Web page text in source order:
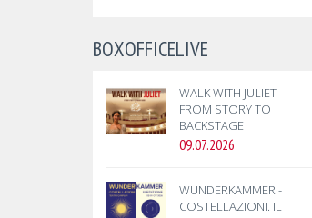
BOXOFFICELIVE
WALK WITH JULIET -
FROM STORY TO
BACKSTAGE
09.07.2026
WUNDERKAMMER -
COSTELLAZIONI. IL